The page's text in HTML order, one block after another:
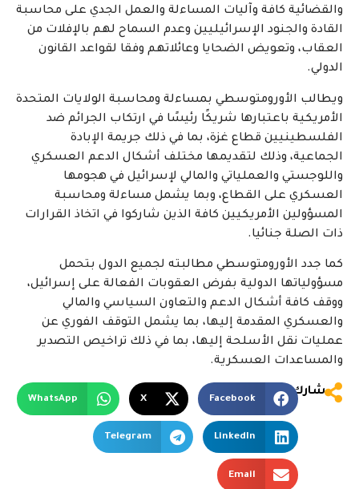
والقضائية كافة وآليات المساءلة والعمل الجدي على محاسبة
القادة والجنود الإسرائيليين وعدم السماح لهم بالإفلات من
العقاب، وتعويض الضحايا وعائلاتهم وفقا لقواعد القانون
الدولي.
ويطالب الأورومتوسطي بمساءلة ومحاسبة الولايات المتحدة
الأمريكية باعتبارها شريكًا رئيسًا في ارتكاب الجرائم ضد
الفلسطينيين قطاع غزة، بما في ذلك جريمة الإبادة
الجماعية، وذلك لتقديمها مختلف أشكال الدعم العسكري
واللوجستي والعملياتي والمالي لإسرائيل في هجومها
العسكري على القطاع، وبما يشمل مساءلة ومحاسبة
المسؤولين الأمريكيين كافة الذين شاركوا في اتخاذ القرارات
ذات الصلة جنائيا.
كما جدد الأورومتوسطي مطالبته لجميع الدول بتحمل
مسؤولياتها الدولية بفرض العقوبات الفعالة على إسرائيل،
ووقف كافة أشكال الدعم والتعاون السياسي والمالي
والعسكري المقدمة إليها، بما يشمل التوقف الفوري عن
عمليات نقل الأسلحة إليها، بما في ذلك تراخيص التصدير
والمساعدات العسكرية.
شارك
Facebook
X
WhatsApp
LinkedIn
Telegram
Email